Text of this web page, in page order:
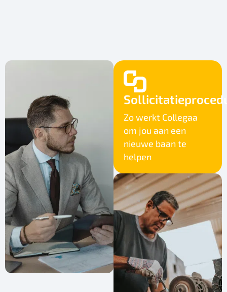
Zo werkt Collegaa
om jou aan een
nieuwe baan te
helpen